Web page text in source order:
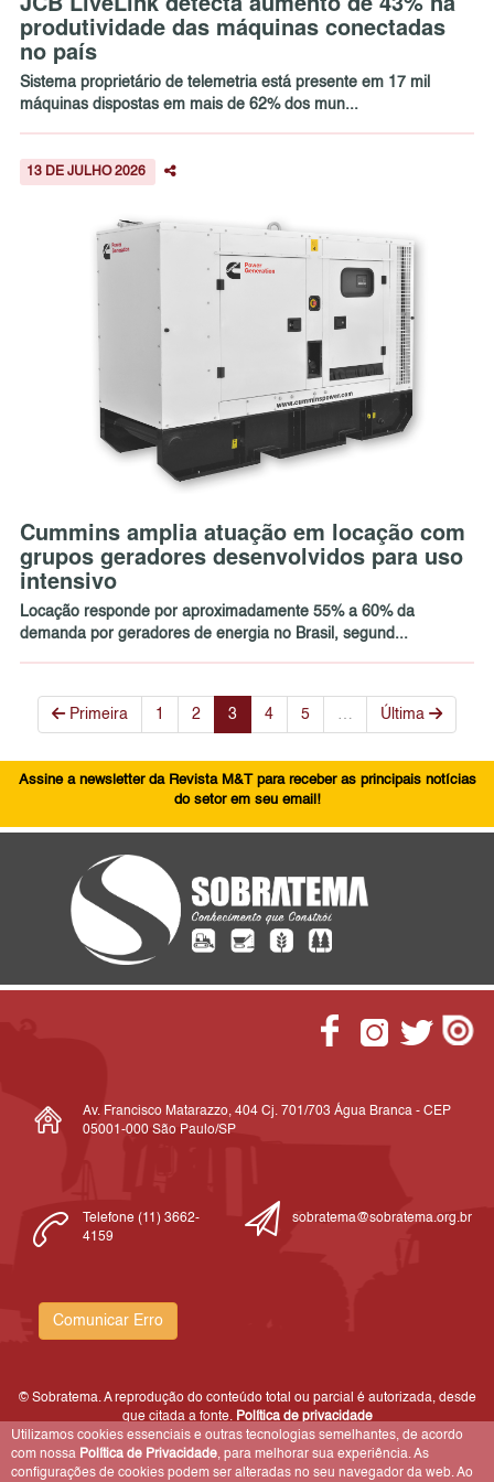
produtividade das máquinas conectadas
no país
Sistema proprietário de telemetria está presente em 17 mil
máquinas dispostas em mais de 62% dos mun...
13 DE JULHO 2026
Cummins amplia atuação em locação com
grupos geradores desenvolvidos para uso
intensivo
Locação responde por aproximadamente 55% a 60% da
demanda por geradores de energia no Brasil, segund...
Primeira 1 2 3 4 5 Última
Assine a newsletter da Revista M&T para receber as principais notícias
do setor em seu email!
Av. Francisco Matarazzo, 404 Cj. 701/703 Água Branca - CEP
05001-000 São Paulo/SP
Telefone (11) 3662-
4159
sobratema@sobratema.org.br
Comunicar Erro
© Sobratema. A reprodução do conteúdo total ou parcial é autorizada, desde
que citada a fonte. Política de privacidade
Utilizamos cookies essenciais e outras tecnologias semelhantes, de acordo
com nossa Política de Privacidade, para melhorar sua experiência. As
configurações de cookies podem ser alteradas no seu navegador da web. Ao